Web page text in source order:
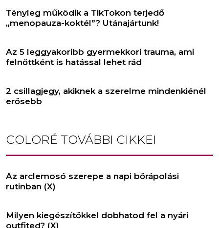
Tényleg működik a TikTokon terjedő
„menopauza-koktél”? Utánajártunk!
Az 5 leggyakoribb gyermekkori trauma, ami
felnőttként is hatással lehet rád
2 csillagjegy, akiknek a szerelme mindenkiénél
erősebb
COLORÉ TOVÁBBI CIKKEI
Az arclemosó szerepe a napi bőrápolási
rutinban (X)
Milyen kiegészítőkkel dobhatod fel a nyári
outfited? (X)